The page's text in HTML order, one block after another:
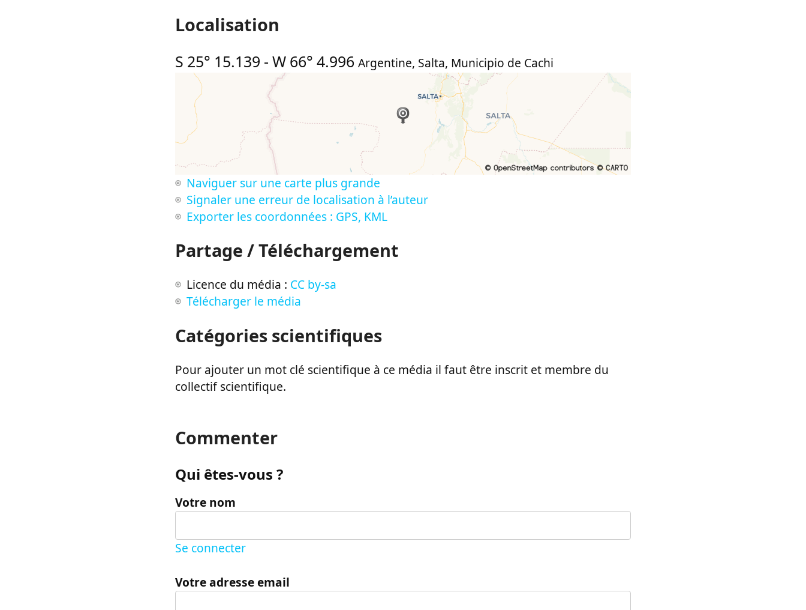
Localisation
S 25° 15.139 - W 66° 4.996 Argentine, Salta, Municipio de Cachi
Naviguer sur une carte plus grande
Signaler une erreur de localisation à l’auteur
Exporter les coordonnées : GPS, KML
Partage / Téléchargement
Licence du média : CC by-sa
Télécharger le média
Catégories scientifiques
Pour ajouter un mot clé scientifique à ce média il faut être inscrit et membre du
collectif scientifique.
Commenter
Qui êtes-vous ?
Votre nom
Se connecter
Votre adresse email